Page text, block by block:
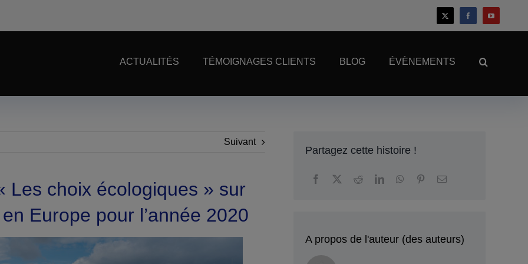
ACTUALITÉS TÉMOIGNAGES CLIENTS BLOG ÉVÈNEMENTS
Suivant
Les choix écologiques » sur
Europe pour l’année 2020
Partagez cette histoire !
A propos de l'auteur (des auteurs)